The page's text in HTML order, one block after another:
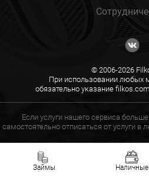
Займы Наличные
© 2006-2026
При использовании любых
обязательно указание
Если услуги нашего сервиса
самостоятельно отписаться от услуги в